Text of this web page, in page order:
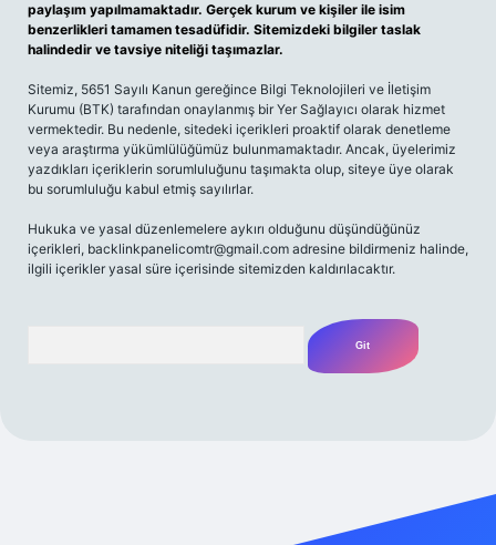
paylaşım yapılmamaktadır. Gerçek kurum ve kişiler ile isim
benzerlikleri tamamen tesadüfidir. Sitemizdeki bilgiler taslak
halindedir ve tavsiye niteliği taşımazlar.
Sitemiz, 5651 Sayılı Kanun gereğince Bilgi Teknolojileri ve İletişim
Kurumu (BTK) tarafından onaylanmış bir Yer Sağlayıcı olarak hizmet
vermektedir. Bu nedenle, sitedeki içerikleri proaktif olarak denetleme
veya araştırma yükümlülüğümüz bulunmamaktadır. Ancak, üyelerimiz
yazdıkları içeriklerin sorumluluğunu taşımakta olup, siteye üye olarak
bu sorumluluğu kabul etmiş sayılırlar.
Hukuka ve yasal düzenlemelere aykırı olduğunu düşündüğünüz
içerikleri, backlinkpanelicomtr@gmail.com adresine bildirmeniz halinde,
ilgili içerikler yasal süre içerisinde sitemizden kaldırılacaktır.